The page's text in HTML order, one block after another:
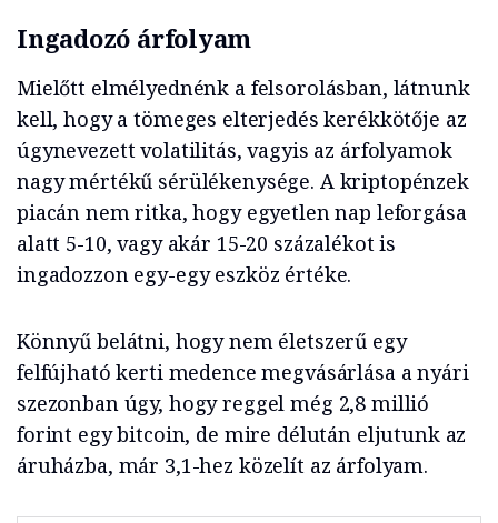
Ingadozó árfolyam
Mielőtt elmélyednénk a felsorolásban, látnunk
kell, hogy a tömeges elterjedés kerékkötője az
úgynevezett volatilitás, vagyis az árfolyamok
nagy mértékű sérülékenysége. A kriptopénzek
piacán nem ritka, hogy egyetlen nap leforgása
alatt 5-10, vagy akár 15-20 százalékot is
ingadozzon egy-egy eszköz értéke.
Könnyű belátni, hogy nem életszerű egy
felfújható kerti medence megvásárlása a nyári
szezonban úgy, hogy reggel még 2,8 millió
forint egy bitcoin, de mire délután eljutunk az
áruházba, már 3,1-hez közelít az árfolyam.